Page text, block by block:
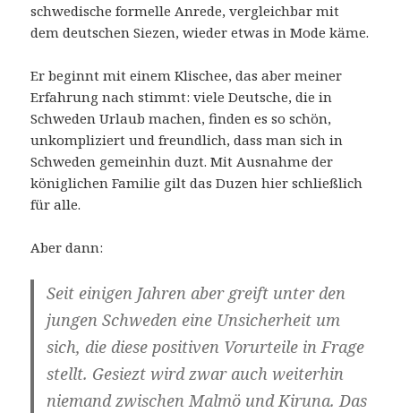
schwedische formelle Anrede, vergleichbar mit
dem deutschen Siezen, wieder etwas in Mode käme.
Er beginnt mit einem Klischee, das aber meiner
Erfahrung nach stimmt: viele Deutsche, die in
Schweden Urlaub machen, finden es so schön,
unkompliziert und freundlich, dass man sich in
Schweden gemeinhin duzt. Mit Ausnahme der
königlichen Familie gilt das Duzen hier schließlich
für alle.
Aber dann:
Seit einigen Jahren aber greift unter den
jungen Schweden eine Unsicherheit um
sich, die diese positiven Vorurteile in Frage
stellt. Gesiezt wird zwar auch weiterhin
niemand zwischen Malmö und Kiruna. Das